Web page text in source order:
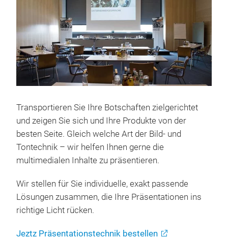
Transportieren Sie Ihre Botschaften zielgerichtet
und zeigen Sie sich und Ihre Produkte von der
besten Seite. Gleich welche Art der Bild- und
Tontechnik – wir helfen Ihnen gerne die
multimedialen Inhalte zu präsentieren.
Wir stellen für Sie individuelle, exakt passende
Lösungen zusammen, die Ihre Präsentationen ins
richtige Licht rücken.
Jeztz Präsentationstechnik bestellen